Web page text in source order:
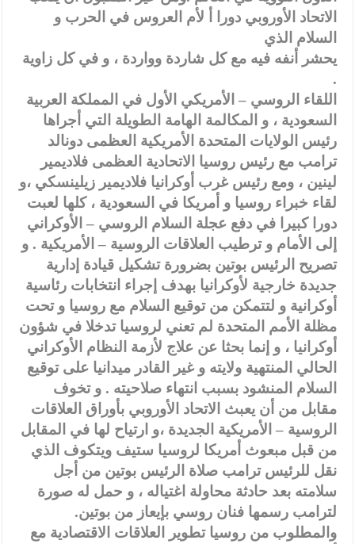
الاتحاد الأوروبي دورا أ لأم العروس في الحرب و
السلام الذي
يحشر أنفه فيه مع كل شاردة وواردة ، و في كل زاوية
.
اللقاء الروسي – الأمريكي الأول في المملكة العربية
السعودية ، و المكالمة الهامة الطويلة التي أجراها
رئيس الولايات المتحدة الأمريكية العظمى دونالد
ترامب مع رئيس روسيا الاتحادية العظمى فلاديمير
لينين ، ومع رئيس غرب أوكرانيا فلاديمير زيلينسكي ،و
لقاء خبراء روسيا و أمريكا في السعودية ، كلها لعبت
دورا كبيرا في دفع عجلة السلام الروسي – الأوكراني
إلى الأمام و ترطيب العلاقات الروسية – الأمريكية . و
تصريح الرئيس بوتين بضرورة تشكيل قيادة إدارية
جديدة خارجية لأوكرانيا بهدف إجراء انتخابات رئاسية
أوكرانية و لتتمكن من توقيع السلام مع روسيا و تحت
مظلة الأمم المتحدة لم تعني لروسيا تدخلا في شؤون
أوكرانيا ، و إنما بحثا عن علاج لأزمة النظام الأوكراني
الحالي المنتهية ولايته و غير القادر ميدانيا على توقيع
السلام المنشود بسبب انتهاء صلاحيته . و تخوف
مقابل من أن يعبث الاتحاد الأوروبي بأوراق العلاقات
الروسية – الأمريكية الجديدة ،و ارتياح لها في المقابل
من قبل مبعوث أمريكا لروسيا ستيف ويتكوف الذي
نقل للرئيس ترامب صلاة الرئيس بوتين من أجل
سلامته بعد حادثة محاولة اغتياله ، و حمل له صورة
لترامب رسمها فنان روسي بإيعاز من بوتين.
والمطلوب من روسيا تطوير العلاقات الاقتصادية مع